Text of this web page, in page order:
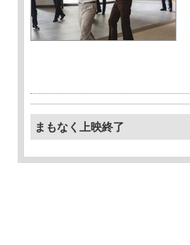
まもなく上映終了